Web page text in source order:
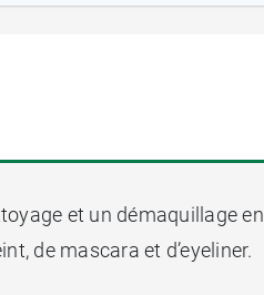
et un démaquillage en
de mascara et d’eyeliner.